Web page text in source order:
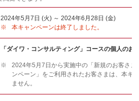
2024年5月7日 (火) ～ 2024年6月28日 (金)
※
本キャンペーンは終了しました。
「ダイワ・コンサルティング」コースの個人のお
※
2024年5月7日から実施中の「新規のお客さま
ンペーン」をご利用されたお客さまは、本キ
ません。